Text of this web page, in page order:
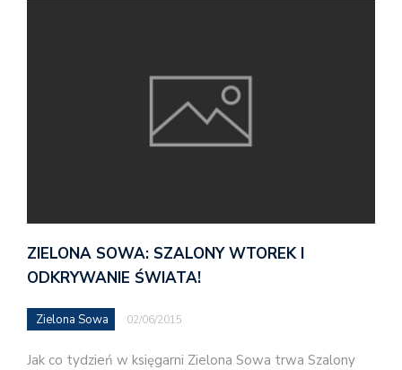
ZIELONA SOWA: SZALONY WTOREK I
ODKRYWANIE ŚWIATA!
Zielona Sowa 02/06/2015
Jak co tydzień w księgarni Zielona Sowa trwa Szalony